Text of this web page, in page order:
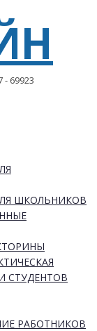
69923
ШКОЛЬНИКОВ
СТУДЕНТОВ
РАБОТНИКОВ